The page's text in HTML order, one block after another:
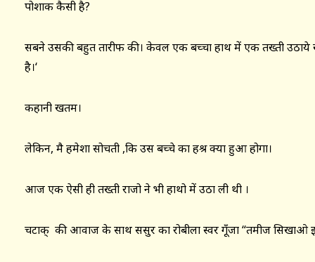
पोशाक कैसी है?
सबने उसकी बहुत तारीफ की। केवल एक बच्चा हाथ में एक तख्ती उठाये
है।‘
कहानी खतम।
लेकिन, मै हमेशा सोचती ,कि उस बच्चे का हश्र क्या हुआ होगा।
आज एक ऐसी ही तख्ती राजो ने भी हाथो में उठा ली थी ।
चटाक् की आवाज के साथ ससुर का रोबीला स्वर गूँजा “तमीज सिखाओ